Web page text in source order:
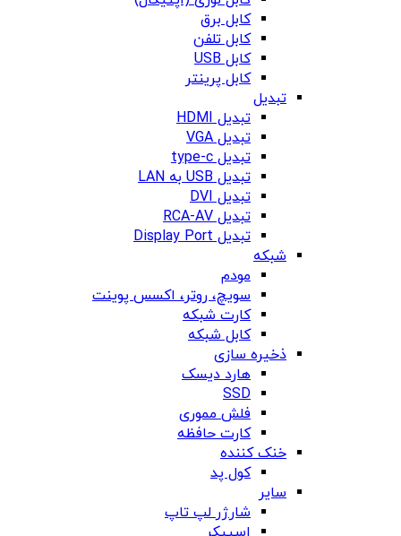
کابل برق
کابل تلفن
کابل USB
کابل پرینتر
تبدیل
تبدیل HDMI
تبدیل VGA
تبدیل type-c
تبدیل USB به LAN
تبدیل DVI
تبدیل RCA-AV
تبدیل Display Port
شبکه
مودم
سویچ، روتر، اکسس پوینت
کارت شبکه
کابل شبکه
ذخیره سازی
هارد دیسک
SSD
فلش مموری
کارت حافظه
خنک کننده
کول پد
سایر
شارژر لپ تاپ